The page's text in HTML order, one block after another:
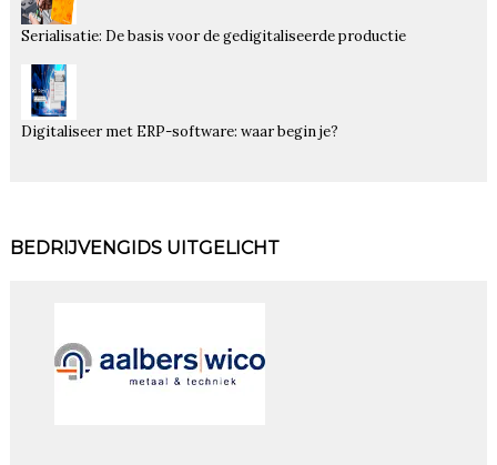
Serialisatie: De basis voor de gedigitaliseerde productie
Digitaliseer met ERP-software: waar begin je?
BEDRIJVENGIDS UITGELICHT